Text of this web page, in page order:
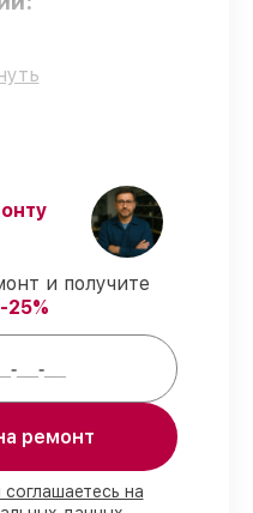
мастерства.
–
MC-7644A,
–
после
и получите
25%
ремонт
на